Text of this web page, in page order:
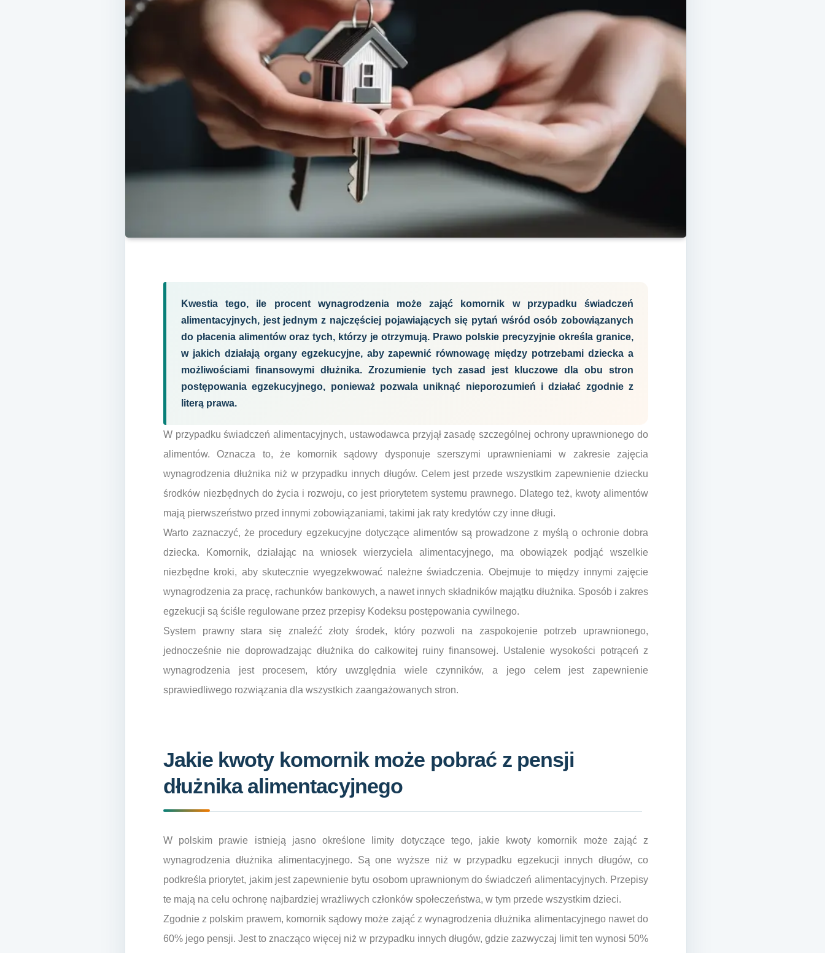
Kwestia tego, ile procent wynagrodzenia może zająć komornik w przypadku świadczeń
alimentacyjnych, jest jednym z najczęściej pojawiających się pytań wśród osób zobowiązanych
do płacenia alimentów oraz tych, którzy je otrzymują. Prawo polskie precyzyjnie określa granice,
w jakich działają organy egzekucyjne, aby zapewnić równowagę między potrzebami dziecka a
możliwościami finansowymi dłużnika. Zrozumienie tych zasad jest kluczowe dla obu stron
postępowania egzekucyjnego, ponieważ pozwala uniknąć nieporozumień i działać zgodnie z
literą prawa.
W przypadku świadczeń alimentacyjnych, ustawodawca przyjął zasadę szczególnej ochrony uprawnionego do
alimentów. Oznacza to, że komornik sądowy dysponuje szerszymi uprawnieniami w zakresie zajęcia
wynagrodzenia dłużnika niż w przypadku innych długów. Celem jest przede wszystkim zapewnienie dziecku
środków niezbędnych do życia i rozwoju, co jest priorytetem systemu prawnego. Dlatego też, kwoty alimentów
mają pierwszeństwo przed innymi zobowiązaniami, takimi jak raty kredytów czy inne długi.
Warto zaznaczyć, że procedury egzekucyjne dotyczące alimentów są prowadzone z myślą o ochronie dobra
dziecka. Komornik, działając na wniosek wierzyciela alimentacyjnego, ma obowiązek podjąć wszelkie
niezbędne kroki, aby skutecznie wyegzekwować należne świadczenia. Obejmuje to między innymi zajęcie
wynagrodzenia za pracę, rachunków bankowych, a nawet innych składników majątku dłużnika. Sposób i zakres
egzekucji są ściśle regulowane przez przepisy Kodeksu postępowania cywilnego.
System prawny stara się znaleźć złoty środek, który pozwoli na zaspokojenie potrzeb uprawnionego,
jednocześnie nie doprowadzając dłużnika do całkowitej ruiny finansowej. Ustalenie wysokości potrąceń z
wynagrodzenia jest procesem, który uwzględnia wiele czynników, a jego celem jest zapewnienie
sprawiedliwego rozwiązania dla wszystkich zaangażowanych stron.
Jakie kwoty komornik może pobrać z pensji
dłużnika alimentacyjnego
W polskim prawie istnieją jasno określone limity dotyczące tego, jakie kwoty komornik może zająć z
wynagrodzenia dłużnika alimentacyjnego. Są one wyższe niż w przypadku egzekucji innych długów, co
podkreśla priorytet, jakim jest zapewnienie bytu osobom uprawnionym do świadczeń alimentacyjnych. Przepisy
te mają na celu ochronę najbardziej wrażliwych członków społeczeństwa, w tym przede wszystkim dzieci.
Zgodnie z polskim prawem, komornik sądowy może zająć z wynagrodzenia dłużnika alimentacyjnego nawet do
60% jego pensji. Jest to znacząco więcej niż w przypadku innych długów, gdzie zazwyczaj limit ten wynosi 50%